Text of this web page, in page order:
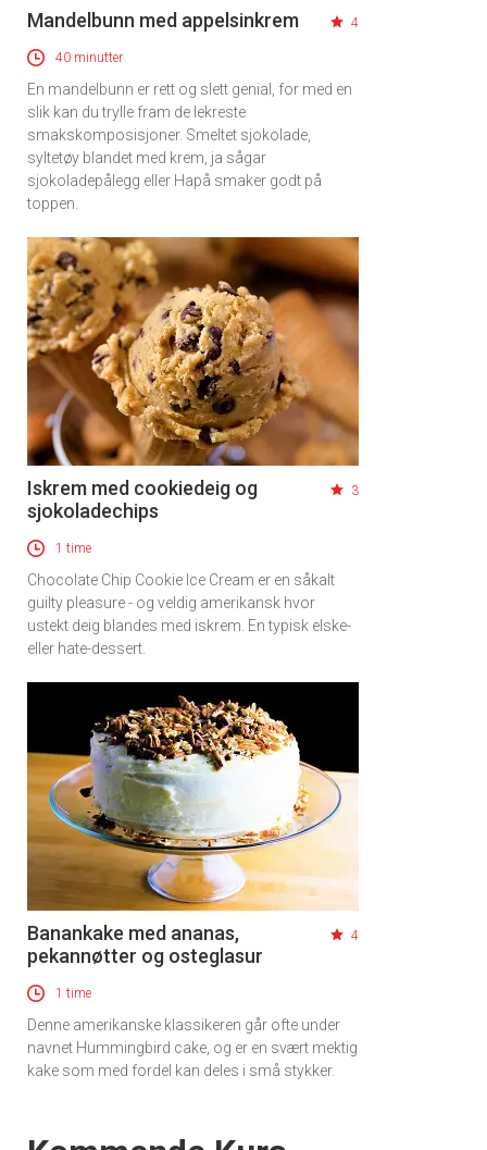
Mandelbunn med appelsinkrem 4
40 minutter
En mandelbunn er rett og slett genial, for med en
slik kan du trylle fram de lekreste
smakskomposisjoner. Smeltet sjokolade,
syltetøy blandet med krem, ja sågar
sjokoladepålegg eller Hapå smaker godt på
toppen.
Iskrem med cookiedeig og
sjokoladechips
3
1 time
Chocolate Chip Cookie Ice Cream er en såkalt
guilty pleasure - og veldig amerikansk hvor
ustekt deig blandes med iskrem. En typisk elske-
eller hate-dessert.
Banankake med ananas,
pekannøtter og osteglasur
4
1 time
Denne amerikanske klassikeren går ofte under
navnet Hummingbird cake, og er en svært mektig
kake som med fordel kan deles i små stykker.